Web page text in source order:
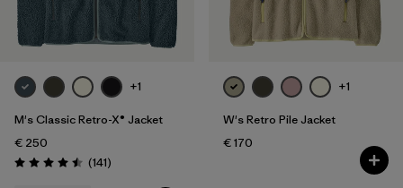
+1
M's Classic Retro-X® Jacket
€ 250
Puntuación: 4.5 / 5
(141Reseñas
)
+1
W's Retro Pile Jacket
€ 170